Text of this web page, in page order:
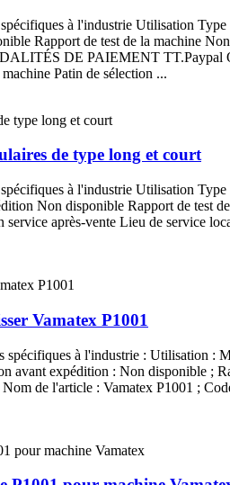
à l'industrie Utilisation
Rapport de test de la machine
DE PAIEMENT
Patin de sélection ...
de type long et court
à l'industrie Utilisation
Non disponible Rapport de
service après-vente Lieu de
Vamatex P1001
spécifiques à l'industrie : Utilisation :
avant expédition : Non disponible ;
de l'article : Vamatex P1001 ;